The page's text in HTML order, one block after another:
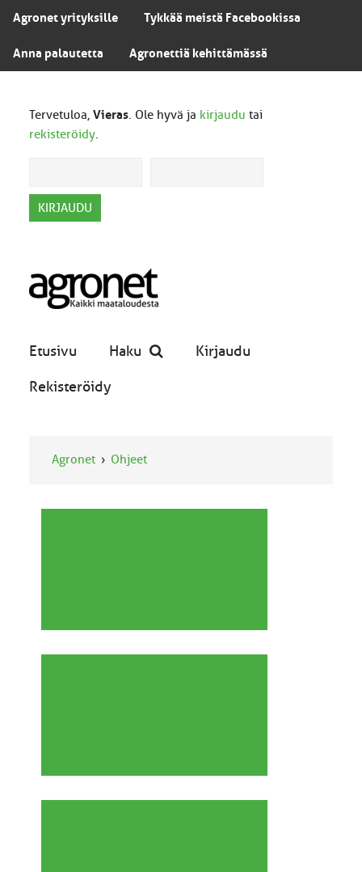
Agronet yrityksille Tykkää meistä Facebookissa
Anna palautetta Agronettiä kehittämässä
Tervetuloa, Vieras. Ole hyvä ja kirjaudu tai
rekisteröidy.
Etusivu Haku Kirjaudu
Rekisteröidy
Agronet Ohjeet